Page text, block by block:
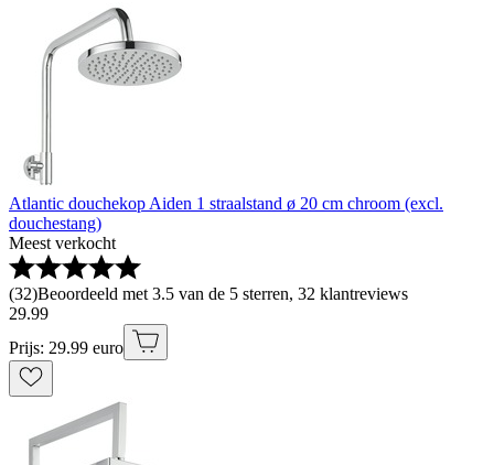
Atlantic douchekop Aiden 1 straalstand ø 20 cm chroom (excl.
douchestang)
Meest verkocht
(32)Beoordeeld met 3.5 van de 5 sterren, 32 klantreviews
29.99
Prijs: 29.99 euro